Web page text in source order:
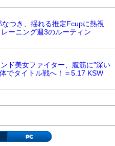
なつき、揺れる推定Fcupに熱視
ーニング週3のルーティン
ド美女ファイター、腹筋に”深い
でタイトル戦へ！＝5.17 KSW
PC